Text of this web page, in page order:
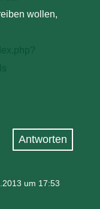
wollen,
Antworten
um 17:53